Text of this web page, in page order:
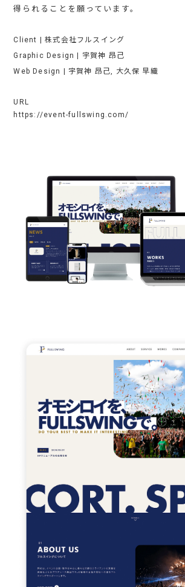
得られることを願っています。
Client |株式会社フルスイング
Graphic Design | 宇賀神 昂己
Web Design | 宇賀神 昂己, 大久保 早織
URL
https://event-fullswing.com/